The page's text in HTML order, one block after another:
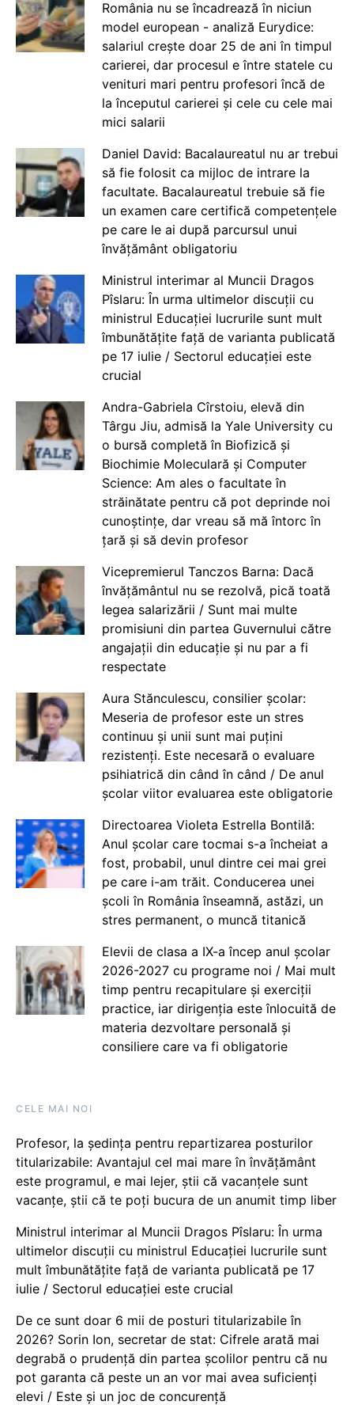
România nu se încadrează în niciun
model european - analiză Eurydice:
salariul crește doar 25 de ani în timpul
carierei, dar procesul e între statele cu
venituri mari pentru profesori încă de
la începutul carierei și cele cu cele mai
mici salarii
Daniel David: Bacalaureatul nu ar trebui
să fie folosit ca mijloc de intrare la
facultate. Bacalaureatul trebuie să fie
un examen care certifică competențele
pe care le ai după parcursul unui
învățământ obligatoriu
Ministrul interimar al Muncii Dragos
Pîslaru: În urma ultimelor discuții cu
ministrul Educației lucrurile sunt mult
îmbunătățite față de varianta publicată
pe 17 iulie / Sectorul educației este
crucial
Andra-Gabriela Cîrstoiu, elevă din
Târgu Jiu, admisă la Yale University cu
o bursă completă în Biofizică și
Biochimie Moleculară și Computer
Science: Am ales o facultate în
străinătate pentru că pot deprinde noi
cunoștințe, dar vreau să mă întorc în
țară și să devin profesor
Vicepremierul Tanczos Barna: Dacă
învățământul nu se rezolvă, pică toată
legea salarizării / Sunt mai multe
promisiuni din partea Guvernului către
angajații din educație și nu par a fi
respectate
Aura Stănculescu, consilier școlar:
Meseria de profesor este un stres
continuu și unii sunt mai puțini
rezistenți. Este necesară o evaluare
psihiatrică din când în când / De anul
școlar viitor evaluarea este obligatorie
Directoarea Violeta Estrella Bontilă:
Anul școlar care tocmai s-a încheiat a
fost, probabil, unul dintre cei mai grei
pe care i-am trăit. Conducerea unei
școli în România înseamnă, astăzi, un
stres permanent, o muncă titanică
Elevii de clasa a IX-a încep anul școlar
2026-2027 cu programe noi / Mai mult
timp pentru recapitulare și exerciții
practice, iar dirigenția este înlocuită de
materia dezvoltare personală și
consiliere care va fi obligatorie
CELE MAI NOI
Profesor, la ședința pentru repartizarea posturilor
titularizabile: Avantajul cel mai mare în învățământ
este programul, e mai lejer, știi că vacanțele sunt
vacanţe, știi că te poți bucura de un anumit timp liber
Ministrul interimar al Muncii Dragos Pîslaru: În urma
ultimelor discuții cu ministrul Educației lucrurile sunt
mult îmbunătățite față de varianta publicată pe 17
iulie / Sectorul educației este crucial
De ce sunt doar 6 mii de posturi titularizabile în
2026? Sorin Ion, secretar de stat: Cifrele arată mai
degrabă o prudență din partea școlilor pentru că nu
pot garanta că peste un an vor mai avea suficienți
elevi / Este și un joc de concurență